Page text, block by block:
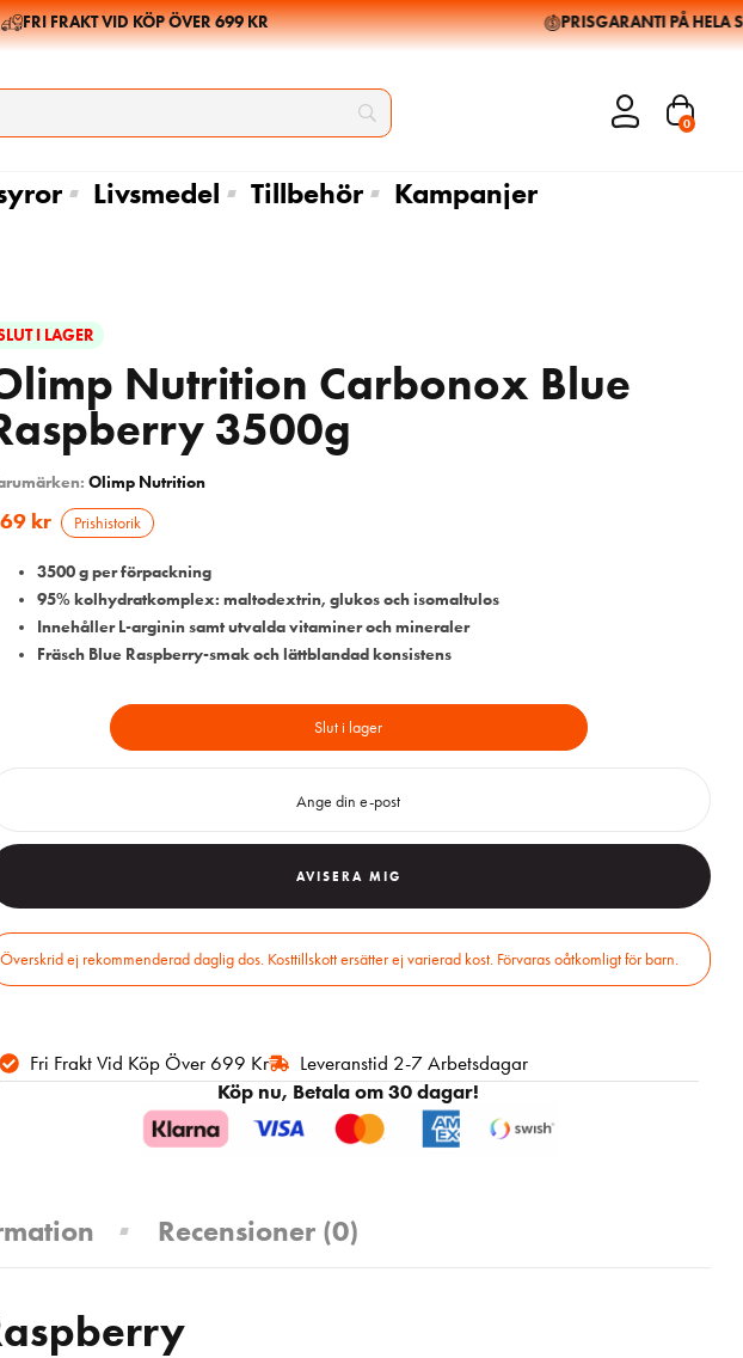
FRAKT VID KÖP ÖVER 699 KR PRISGARANTI PÅ HELA
0
Livsmedel Tillbehör Kampanjer
I LAGER
Nutrition Carbonox Blue
3500g
Olimp Nutrition
kr Prishistorik
3500 g per förpackning
95% kolhydratkomplex: maltodextrin, glukos och isomaltulos
Innehåller L-arginin samt utvalda vitaminer och mineraler
Fräsch Blue Raspberry-smak och lättblandad konsistens
Slut i lager
AVISERA MIG
Fri Frakt Vid Köp Över 699 Kr
Leveranstid 2-7 Arbetsdagar
Köp nu, Betala om 30 dagar!
Recensioner (0)